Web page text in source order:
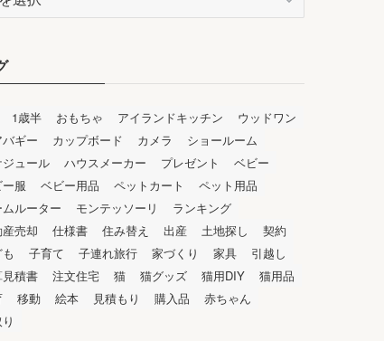
1歳半 おもちゃ アイランドキッチン
ウッドワン
ギー
カップボード カメラ
ショールーム
ジュール
ハウスメーカー プレゼント
ベビー
服
ベビー用品 ペットカート
ペット用品
ルーター
モンテッソーリ
ランキング
売却
仕様書 住み替え 出産 土地探し
契約
子育て 子連れ旅行 家づくり 家具
引越し
積書
注文住宅 猫 猫グッズ 猫用DIY
猫用品
移動 絵本 見積もり 購入品
赤ちゃん